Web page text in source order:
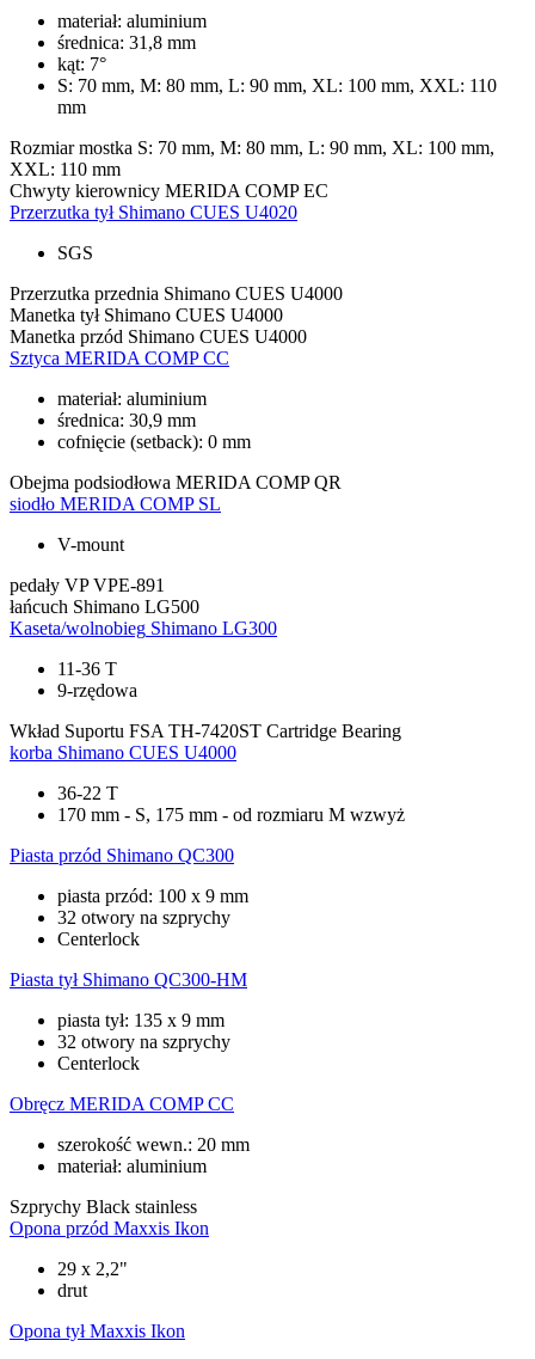
materiał: aluminium
średnica: 31,8 mm
kąt: 7°
S: 70 mm, M: 80 mm, L: 90 mm, XL: 100 mm, XXL: 110
mm
Rozmiar mostka S: 70 mm, M: 80 mm, L: 90 mm, XL: 100 mm,
XXL: 110 mm
Chwyty kierownicy MERIDA COMP EC
Przerzutka tył Shimano CUES U4020
SGS
Przerzutka przednia Shimano CUES U4000
Manetka tył Shimano CUES U4000
Manetka przód Shimano CUES U4000
Sztyca MERIDA COMP CC
materiał: aluminium
średnica: 30,9 mm
cofnięcie (setback): 0 mm
Obejma podsiodłowa MERIDA COMP QR
siodło MERIDA COMP SL
V-mount
pedały VP VPE-891
łańcuch Shimano LG500
Kaseta/wolnobieg Shimano LG300
11-36 T
9-rzędowa
Wkład Suportu FSA TH-7420ST Cartridge Bearing
korba Shimano CUES U4000
36-22 T
170 mm - S, 175 mm - od rozmiaru M wzwyż
Piasta przód Shimano QC300
piasta przód: 100 x 9 mm
32 otwory na szprychy
Centerlock
Piasta tył Shimano QC300-HM
piasta tył: 135 x 9 mm
32 otwory na szprychy
Centerlock
Obręcz MERIDA COMP CC
szerokość wewn.: 20 mm
materiał: aluminium
Szprychy Black stainless
Opona przód Maxxis Ikon
29 x 2,2"
drut
Opona tył Maxxis Ikon